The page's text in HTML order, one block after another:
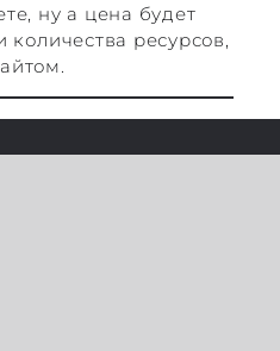
ну а цена будет
количества ресурсов,